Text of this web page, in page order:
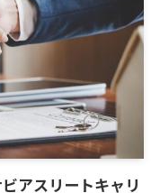
アスリートキャリ